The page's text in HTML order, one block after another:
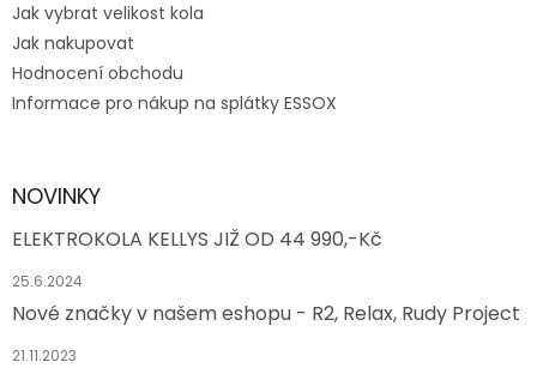
Jak vybrat velikost kola
Jak nakupovat
Hodnocení obchodu
Informace pro nákup na splátky ESSOX
NOVINKY
ELEKTROKOLA KELLYS JIŽ OD 44 990,-Kč
25.6.2024
Nové značky v našem eshopu - R2, Relax, Rudy Project
21.11.2023